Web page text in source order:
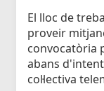
El lloc de
proveir
convocatòria
abans
col·lectiva